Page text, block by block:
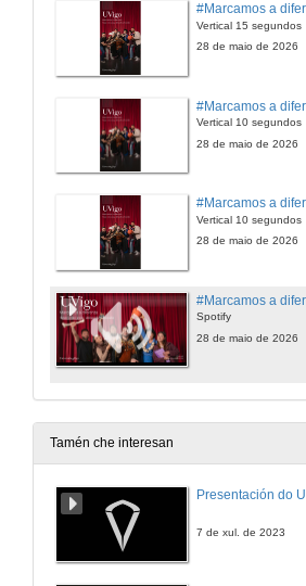
#Marcamos a
Vertical 15 segundos
28 de maio de 2026
#Marcamos a
Vertical 10 segundos
28 de maio de 2026
#Marcamos a
Vertical 10 segundos
28 de maio de 2026
#Marcamos a
Spotify
28 de maio de 2026
Tamén che interesan
7 de xul. de 2023